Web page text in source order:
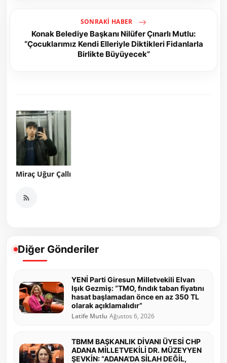
SONRAKI HABER
Konak Belediye Başkanı Nilüfer Çınarlı Mutlu:
“Çocuklarımız Kendi Elleriyle Diktikleri Fidanlarla
Birlikte Büyüyecek”
Miraç Uğur Çallı
Diğer Gönderiler
YENİ Parti Giresun Milletvekili Elvan
Işık Gezmiş: “TMO, fındık taban fiyatını
hasat başlamadan önce en az 350 TL
olarak açıklamalıdır”
Latife Mutlu Ağustos 6, 2026
TBMM BAŞKANLIK DİVANI ÜYESİ CHP
ADANA MİLLETVEKİLİ DR. MÜZEYYEN
ŞEVKİN: “ADANA'DA SİLAH DEĞİL,